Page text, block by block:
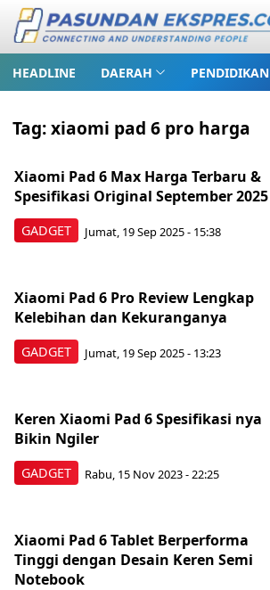
HEADLINE DAERAH PENDIDIKAN
Tag:xiaomi pad 6 pro harga
GADGET
Xiaomi Pad 6 Max Harga Terbaru &
Spesifikasi Original September 2025
Jumat, 19 Sep 2025 - 15:38
GADGET
Xiaomi Pad 6 Pro Review Lengkap
Kelebihan dan Kekuranganya
Jumat, 19 Sep 2025 - 13:23
GADGET
Keren Xiaomi Pad 6 Spesifikasi nya
Bikin Ngiler
Rabu, 15 Nov 2023 - 22:25
Xiaomi Pad 6 Tablet Berperforma
Tinggi dengan Desain Keren Semi
Notebook